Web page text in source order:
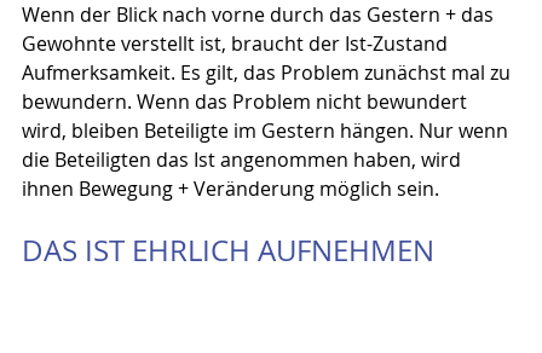
Wenn der Blick nach vorne durch das Gestern + das
Gewohnte verstellt ist, braucht der Ist-Zustand
Aufmerksamkeit. Es gilt, das Problem zunächst mal zu
bewundern. Wenn das Problem nicht bewundert
wird, bleiben Beteiligte im Gestern hängen. Nur wenn
die Beteiligten das Ist angenommen haben, wird
ihnen Bewegung + Veränderung möglich sein.
DAS IST EHRLICH AUFNEHMEN